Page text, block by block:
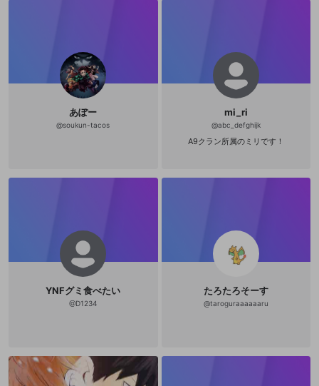
あぽー
@soukun-tacos
mi_ri
@abc_defghijk
A9クラン所属のミリです！
YNFグミ食べたい
@D1234
たろたろそーす
@taroguraaaaaaru